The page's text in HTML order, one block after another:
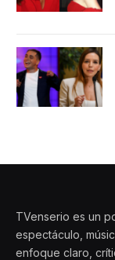
TVenserio es un
espectáculo,
enfoque claro,